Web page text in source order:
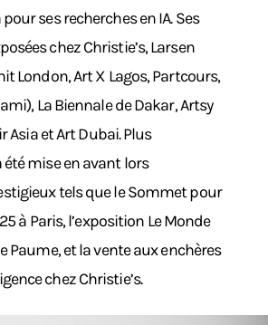
ses recherches en IA. Ses
chez Christie’s, Larsen
London, Art X Lagos, Partcours,
La Biennale de Dakar, Artsy
Asia et Art Dubai. Plus
mise en avant lors
tels que le Sommet pour
à Paris, l’exposition Le Monde
Paume, et la vente aux enchères
chez Christie’s.